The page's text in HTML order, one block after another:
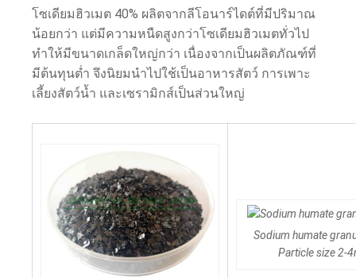
โซเดียมฮิวเมต 40% ผลิตจากลีโอนาร์ไดต์ที่มีปริมาณ
น้อยกว่า แต่มีความหนืดสูงกว่าโซเดียมฮิวเมตทั่วไป
ทำให้มีขนาดเกล็ดใหญ่กว่า เนื่องจากเป็นผลิตภัณฑ์ที่
มีต้นทุนต่ำ จึงนิยมนำไปใช้เป็นอาหารสัตว์ การเพาะ
เลี้ยงสัตว์น้ำ และเซรามิกส์เป็นส่วนใหญ่
Sodium humate
Particle size 2-